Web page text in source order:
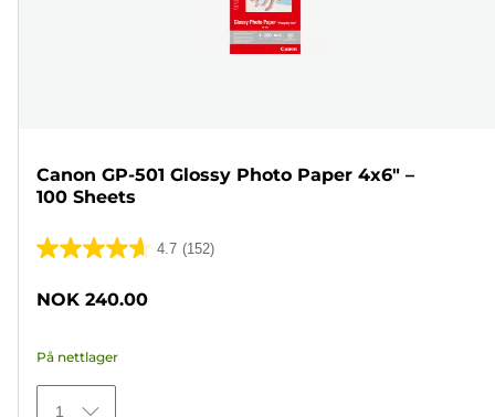
Canon GP-501 Glossy Photo Paper 4x6" –
100 Sheets
4.7 (152)
4.7
152
omtaler
NOK 240.00
På nettlager
1